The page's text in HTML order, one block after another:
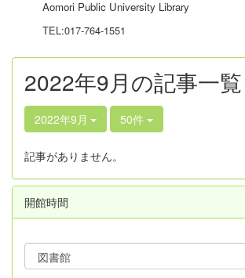
Aomori Public University Library
TEL:017-764-1551
2022年9月の記事一覧
2022年9月 50件
記事がありません。
開館時間